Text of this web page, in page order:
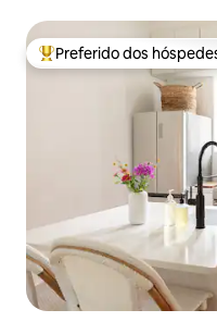
Entre os melhores
Preferido dos